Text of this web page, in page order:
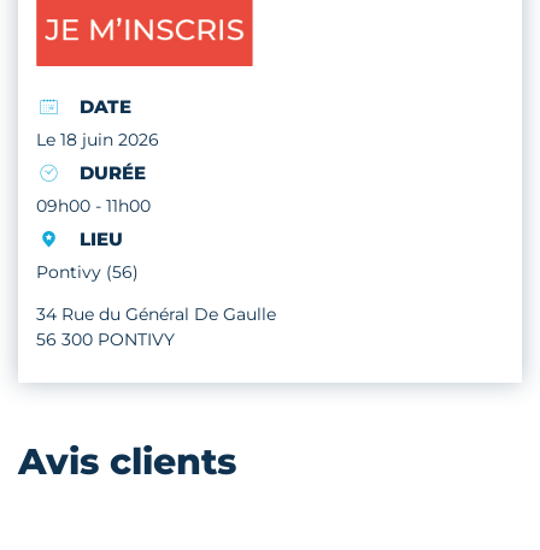
DATE
Le 18 juin 2026
DURÉE
09h00 - 11h00
LIEU
Pontivy (56)
34 Rue du Général De Gaulle
56 300 PONTIVY
Avis clients